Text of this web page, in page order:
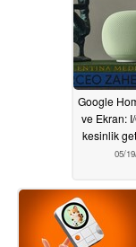
Google
ve Ekran:
kesinlik
05/